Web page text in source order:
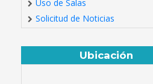
Uso de Salas
Solicitud de Noticias
Ubicación